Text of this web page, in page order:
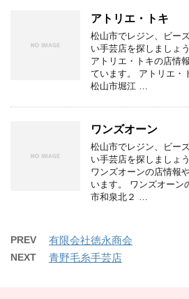
アトリエ・トキ
松山市でレジン、ビー
い手芸店を探しましょ
アトリエ・トキの店情
ています。 アトリエ・
松山市堀江 …
ワンズオーン
松山市でレジン、ビー
い手芸店を探しましょ
ワンズオーンの店情報
います。 ワンズオーン
市和泉北２ …
PREV 有限会社徳永商会
NEXT 青野毛糸手芸店